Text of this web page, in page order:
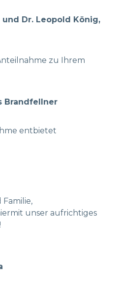
Dr. Leopold König,
zu Ihrem
Brandfellner
entbietet
Familie,
unser aufrichtiges